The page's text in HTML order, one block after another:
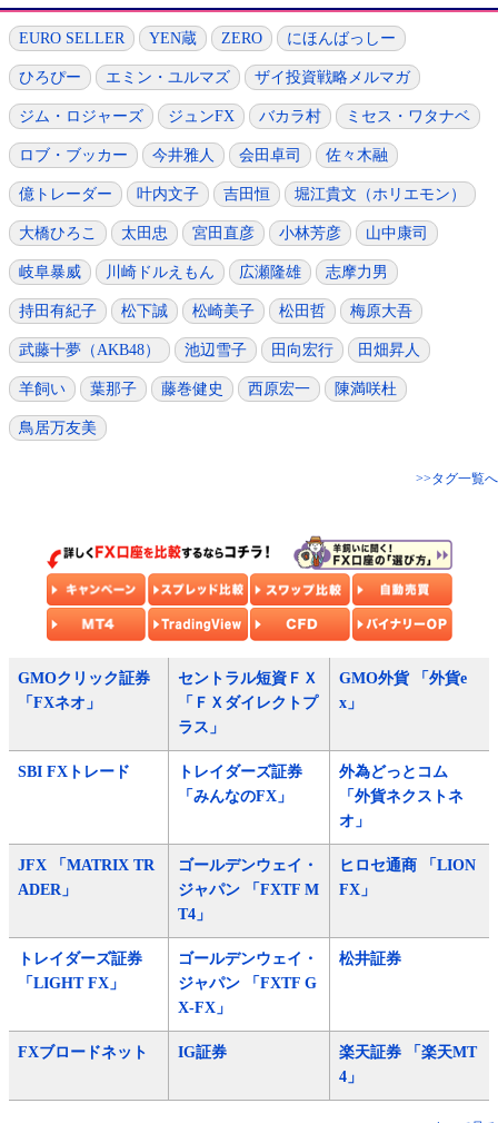
EURO SELLER YEN蔵 ZERO にほんばっしー
ひろぴー エミン・ユルマズ ザイ投資戦略メルマガ
ジム・ロジャーズ ジュンFX バカラ村 ミセス・ワタナベ
ロブ・ブッカー 今井雅人 会田卓司 佐々木融
億トレーダー 叶内文子 吉田恒 堀江貴文（ホリエモン）
大橋ひろこ 太田忠 宮田直彦 小林芳彦 山中康司
岐阜暴威 川崎ドルえもん 広瀬隆雄 志摩力男
持田有紀子 松下誠 松崎美子 松田哲 梅原大吾
武藤十夢（AKB48） 池辺雪子 田向宏行 田畑昇人
羊飼い 葉那子 藤巻健史 西原宏一 陳満咲杜
鳥居万友美
>>タグ一覧へ
GMOクリック証券
「FXネオ」
セントラル短資ＦＸ
「ＦＸダイレクトプ
ラス」
GMO外貨 「外貨e
x」
SBI FXトレード
トレイダーズ証券
「みんなのFX」
外為どっとコム
「外貨ネクストネ
オ」
JFX 「MATRIX TR
ADER」
ゴールデンウェイ・
ジャパン 「FXTF M
T4」
ヒロセ通商 「LION
FX」
トレイダーズ証券
「LIGHT FX」
ゴールデンウェイ・
ジャパン 「FXTF G
X-FX」
松井証券
FXブロードネット IG証券
楽天証券 「楽天MT
4」